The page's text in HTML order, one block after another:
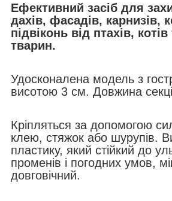
Ефективний засіб для
дахів, фасадів, карнизів,
підвіконь від птахів,
тварин.
Удосконалена модель з
висотою 3 см. Довжина
Кріпляться за допомогою
клею, стяжок або шурупів.
пластику, який стійкий до
променів і погодних умов,
довговічний.